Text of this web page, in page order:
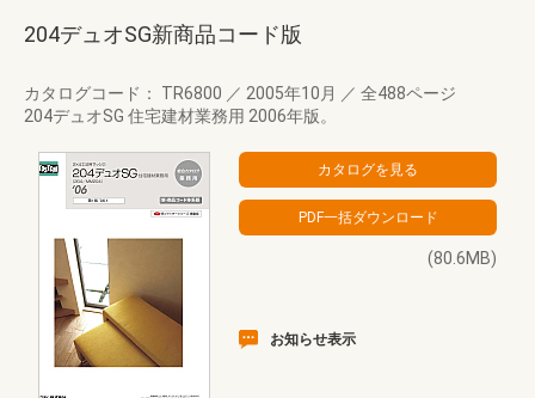
204デュオSG新商品コード版
カタログコード： TR6800 ／ 2005年10月 ／ 全488ページ
204デュオSG 住宅建材業務用 2006年版。
(80.6MB)
お知らせ表示